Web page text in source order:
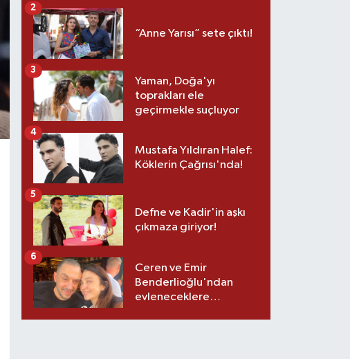
“Anne Yarısı” sete çıktı!
2
Yaman, Doğa'yı
toprakları ele
geçirmekle suçluyor
3
Mustafa Yıldıran Halef:
Köklerin Çağrısı'nda!
4
Defne ve Kadir'in aşkı
çıkmaza giriyor!
5
Ceren ve Emir
Benderlioğlu'ndan
evleneceklere
6